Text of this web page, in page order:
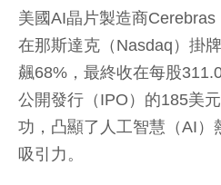
美國AI晶片製造商Cerebras
在那斯達克（Nasdaq）掛
飆68%，最終收在每股
公開發行（IPO）的185美
功，凸顯了人工智慧（AI）
吸引力。